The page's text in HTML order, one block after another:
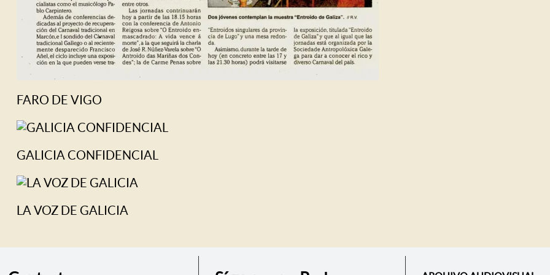
FARO DE VIGO
GALICIA CONFIDENCIAL
LA VOZ DE GALICIA